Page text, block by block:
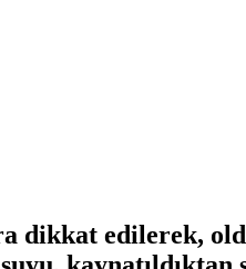
dikkat edilerek,